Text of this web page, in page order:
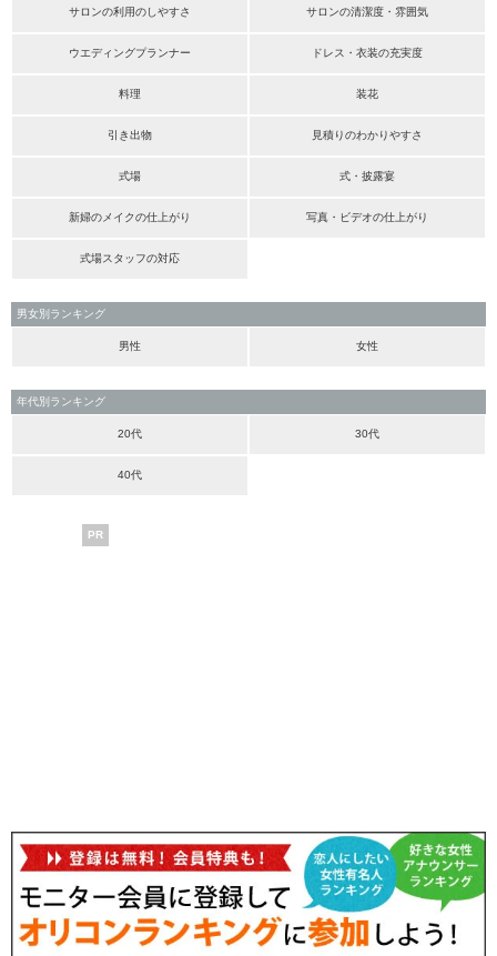
サロンの利用のしやすさ サロンの清潔度・雰囲気
ウエディングプランナー ドレス・衣装の充実度
料理 装花
引き出物 見積りのわかりやすさ
式場 式・披露宴
新婦のメイクの仕上がり 写真・ビデオの仕上がり
式場スタッフの対応
男女別ランキング
男性 女性
年代別ランキング
20代 30代
40代
PR